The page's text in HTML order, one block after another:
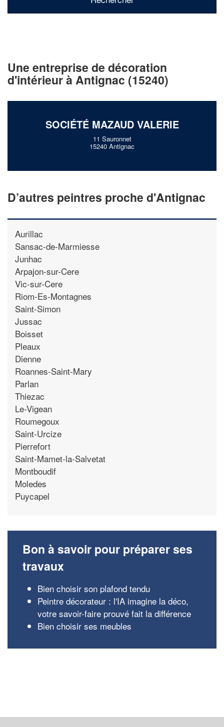
Une entreprise de décoration
d'intérieur à Antignac (15240)
SOCIÉTÉ MAZAUD VALERIE
11 Sauronnet
15240 Antignac
D’autres peintres proche d'Antignac
Aurillac
Sansac-de-Marmiesse
Junhac
Arpajon-sur-Cere
Vic-sur-Cere
Riom-Es-Montagnes
Saint-Simon
Jussac
Boisset
Pleaux
Dienne
Roannes-Saint-Mary
Parlan
Thiezac
Le-Vigean
Roumegoux
Saint-Urcize
Pierrefort
Saint-Mamet-la-Salvetat
Montboudif
Moledes
Puycapel
Bon à savoir pour préparer ses
travaux
Bien choisir son plafond tendu
Peintre décorateur : l'IA imagine la déco,
votre savoir-faire prouvé fait la différence
Bien choisir ses meubles
Vous êtes un
vos
marges tout en gagnant de
nouveaux clients!
En savoir plus